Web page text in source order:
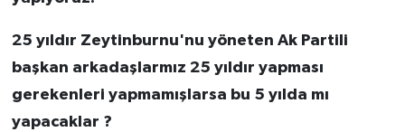
25 yıldır Zeytinburnu'nu yöneten Ak Partili
başkan arkadaşlarmız 25 yıldır yapması
gerekenleri yapmamışlarsa bu 5 yılda mı
yapacaklar ?